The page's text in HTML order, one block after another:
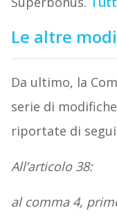
Le altre
Da ultimo, la
serie di
riportate di
All’articolo 38:
al comma 4,